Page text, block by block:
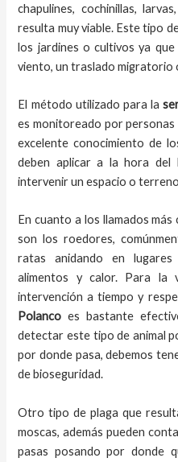
chapulines, cochinillas,
resulta muy viable. Este tipo
los jardines o cultivos ya
viento, un traslado migratorio
El método utilizado para la
es monitoreado por personas
excelente conocimiento de
deben aplicar a la hora del
intervenir un espacio o
En cuanto a los llamados
son los roedores,
ratas anidando en
alimentos y calor. Para la
intervención a tiempo y
Polanco es bastante
detectar este tipo de animal
por donde pasa, debemos
de bioseguridad.
Otro tipo de plaga que
moscas, además pueden
pasas posando por donde